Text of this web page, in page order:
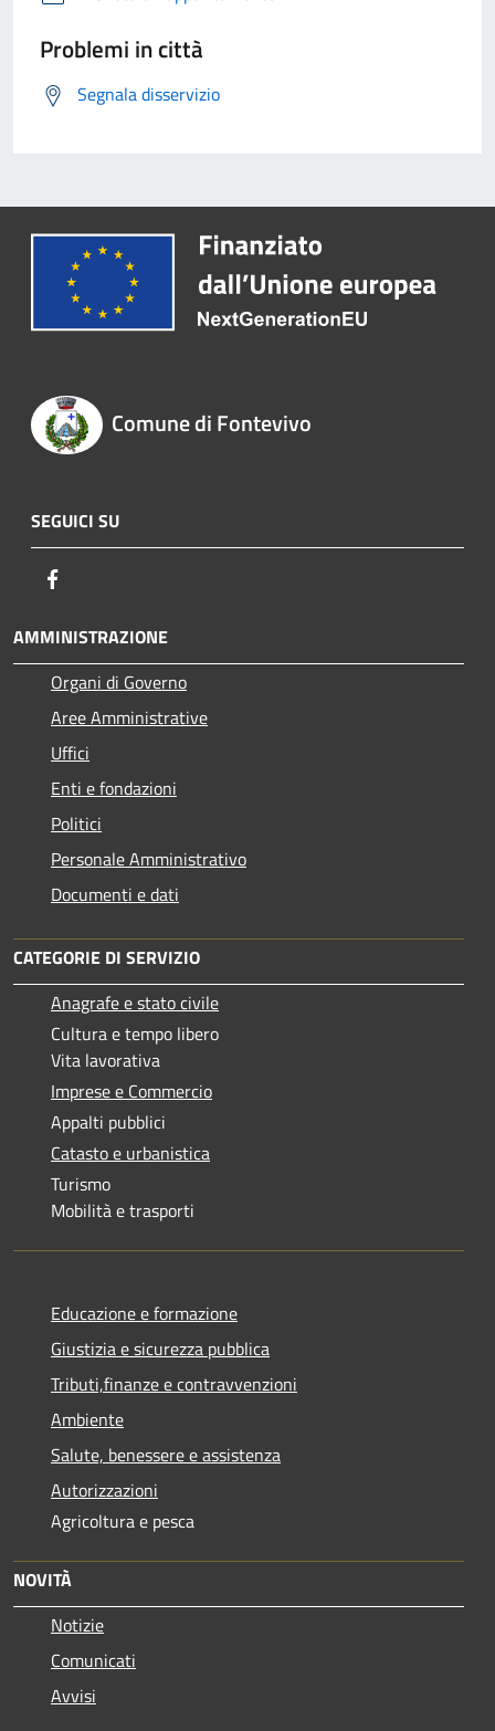
Problemi in città
Segnala disservizio
Comune di Fontevivo
SEGUICI SU
AMMINISTRAZIONE
Organi di Governo
Aree Amministrative
Uffici
Enti e fondazioni
Politici
Personale Amministrativo
Documenti e dati
CATEGORIE DI SERVIZIO
Anagrafe e stato civile
Cultura e tempo libero
Vita lavorativa
Imprese e Commercio
Appalti pubblici
Catasto e urbanistica
Turismo
Mobilità e trasporti
Educazione e formazione
Giustizia e sicurezza pubblica
Tributi,finanze e contravvenzioni
Ambiente
Salute, benessere e assistenza
Autorizzazioni
Agricoltura e pesca
NOVITÀ
Notizie
Comunicati
Avvisi